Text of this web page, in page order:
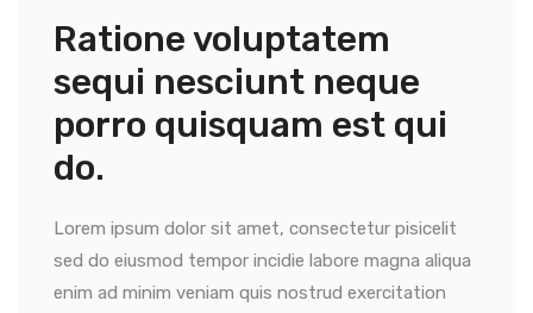
Ratione voluptatem
sequi nesciunt neque
porro quisquam est qui
do.
Lorem ipsum dolor sit amet, consectetur pisicelit
sed do eiusmod tempor incidie labore magna aliqua
enim ad minim veniam quis nostrud exercitation